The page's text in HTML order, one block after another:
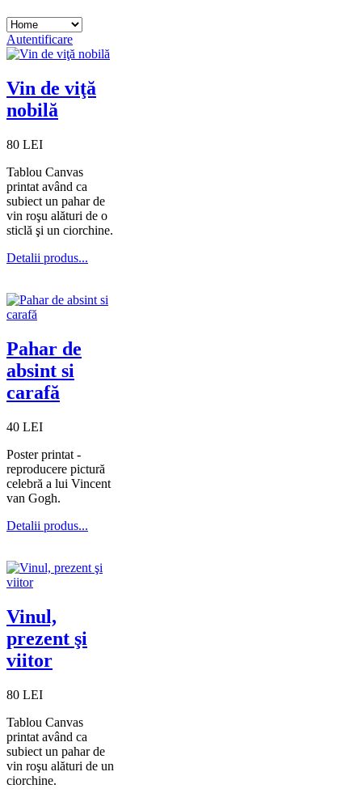
Autentificare
Vin de viţă
nobilă
80 LEI
Tablou Canvas
printat având ca
subiect un pahar de
vin roşu alături de o
sticlă şi un ciorchine.
Detalii produs...
Pahar de
absint si
carafă
40 LEI
Poster printat -
reproducere pictură
celebră a lui Vincent
van Gogh.
Detalii produs...
Vinul,
prezent şi
viitor
80 LEI
Tablou Canvas
printat având ca
subiect un pahar de
vin roşu alături de un
ciorchine.